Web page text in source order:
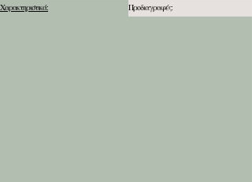
Χαρακτηριστικά: Προδιαγραφές: